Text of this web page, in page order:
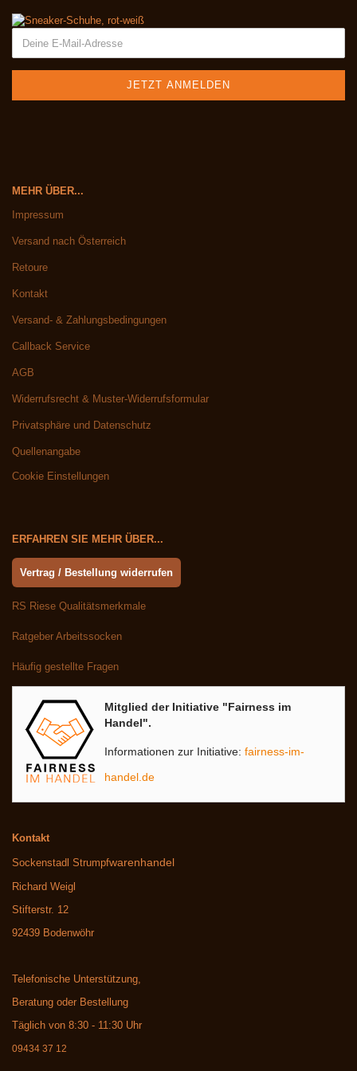
MEHR ÜBER...
Impressum
Versand nach Österreich
Retoure
Kontakt
Versand- & Zahlungsbedingungen
Callback Service
AGB
Widerrufsrecht & Muster-Widerrufsformular
Privatsphäre und Datenschutz
Quellenangabe
Cookie Einstellungen
ERFAHREN SIE MEHR ÜBER...
Vertrag / Bestellung widerrufen
RS Riese Qualitätsmerkmale
Ratgeber Arbeitssocken
Häufig gestellte Fragen
Mitglied der Initiative "Fairness im
Handel".
Informationen zur Initiative: fairness-im-
handel.de
Kontakt
Sockenstadl Strumpfwarenhandel
Richard Weigl
Stifterstr. 12
92439 Bodenwöhr
Telefonische Unterstützung,
Beratung oder Bestellung
Täglich von 8:30 - 11:30 Uhr
09434 37 12